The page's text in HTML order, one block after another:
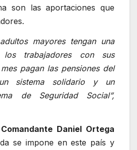
son las aportaciones que
mayores tengan una
los trabajadores con sus
pagan las pensiones del
sistema solidario y un
de Seguridad Social”,
Comandante Daniel Ortega
se impone en este país y